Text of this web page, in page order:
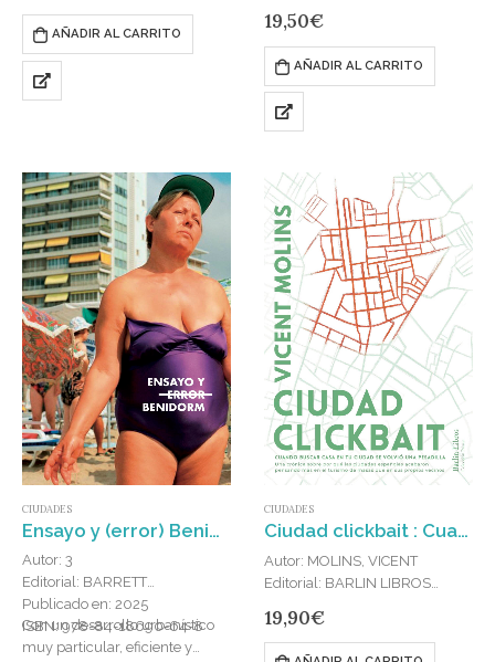
AÑADIR AL CARRITO
España sumergida y de los
habitantes…
19,50€
AÑADIR AL CARRITO
CIUDADES
Ensayo y (error) Benidorm
Autor: 3
Editorial: BARRETT
Publicado en: 2025
ISBN: 978-84-18690-64-8
Con un desarrollo urbanístico
muy particular, eficiente y
CIUDADES
Ciudad clickbait : Cuando buscar casa en tu ciudad se volvió una pesadilla
Autor: MOLINS, VICENT
Editorial: BARLIN LIBROS
ISBN: 978-84-128892-8-4
Barrios convertidos en
19,90€